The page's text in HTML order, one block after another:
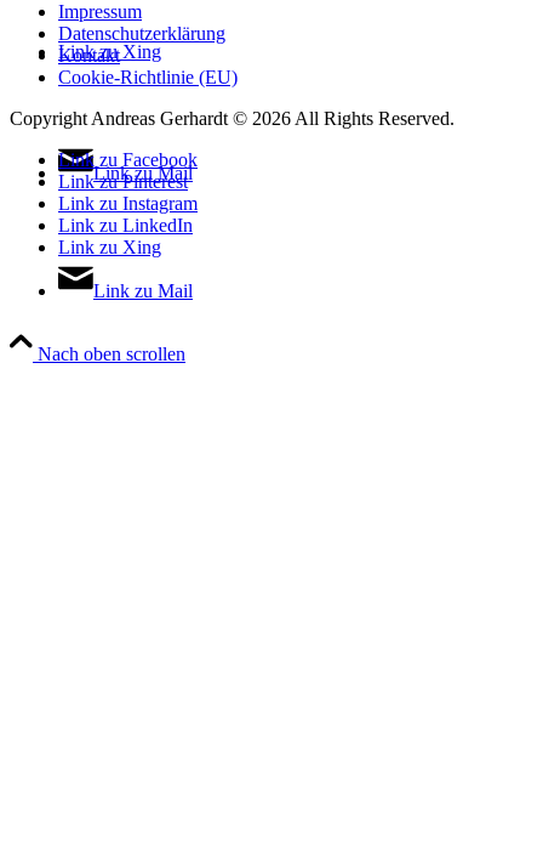
Link zu Xing
Link zu Mail
Impressum
Datenschutzerklärung
Kontakt
Cookie-Richtlinie (EU)
Copyright Andreas Gerhardt © 2026 All Rights Reserved.
Link zu Facebook
Link zu Pinterest
Link zu Instagram
Link zu LinkedIn
Link zu Xing
Link zu Mail
Nach oben scrollen